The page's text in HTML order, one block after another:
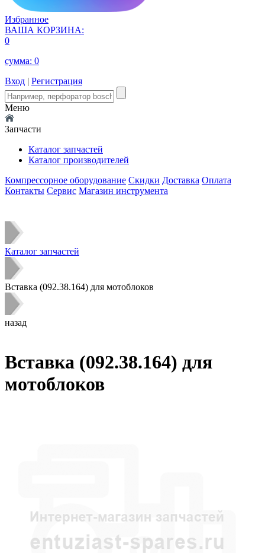
Избранное
ВАША КОРЗИНА:
0
сумма: 0
Вход | Регистрация
Меню
Запчасти
Каталог запчастей
Каталог производителей
Компрессорное оборудование Скидки Доставка Оплата
Контакты Сервис Магазин инструмента
Каталог запчастей
Вставка (092.38.164) для мотоблоков
назад
Вставка (092.38.164) для
мотоблоков